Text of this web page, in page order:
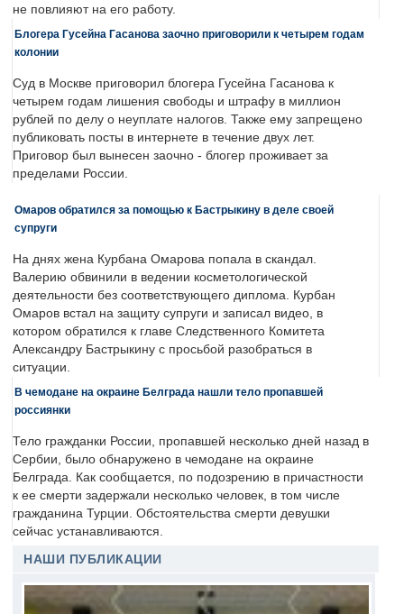
не повлияют на его работу.
Блогера Гусейна Гасанова заочно приговорили к четырем годам
колонии
Суд в Москве приговорил блогера Гусейна Гасанова к
четырем годам лишения свободы и штрафу в миллион
рублей по делу о неуплате налогов. Также ему запрещено
публиковать посты в интернете в течение двух лет.
Приговор был вынесен заочно - блогер проживает за
пределами России.
Омаров обратился за помощью к Бастрыкину в деле своей
супруги
На днях жена Курбана Омарова попала в скандал.
Валерию обвинили в ведении косметологической
деятельности без соответствующего диплома. Курбан
Омаров встал на защиту супруги и записал видео, в
котором обратился к главе Следственного Комитета
Александру Бастрыкину с просьбой разобраться в
ситуации.
В чемодане на окраине Белграда нашли тело пропавшей
россиянки
Тело гражданки России, пропавшей несколько дней назад в
Сербии, было обнаружено в чемодане на окраине
Белграда. Как сообщается, по подозрению в причастности
к ее смерти задержали несколько человек, в том числе
гражданина Турции. Обстоятельства смерти девушки
сейчас устанавливаются.
НАШИ ПУБЛИКАЦИИ